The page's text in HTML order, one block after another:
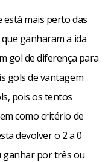
está mais perto das
ganharam a ida
gol de diferença para
gols de vantagem
pois os tentos
como critério de
devolver o 2 a 0
ganhar por três ou